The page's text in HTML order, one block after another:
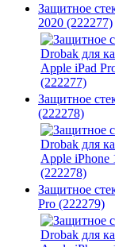
Защитное
2020 (222277)
Защитное
(222278)
Защитное
Pro (222279)